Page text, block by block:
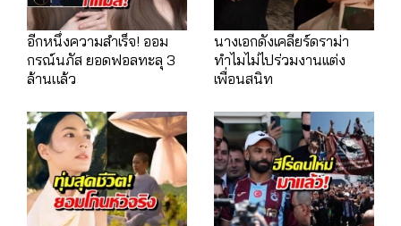
อีกหนึ่งความสำเร็จ! ออม
กรณ์นภัส ยอดฟอลทะลุ 3
ล้านแล้ว
นางเอกดังเคลียร์ดราม่า
ทำไมไม่ไปร่วมงานเเต่ง
เพื่อนสนิท